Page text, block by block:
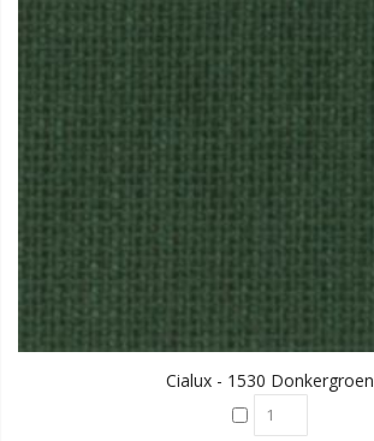
Cialux - 1530 Donkergroen